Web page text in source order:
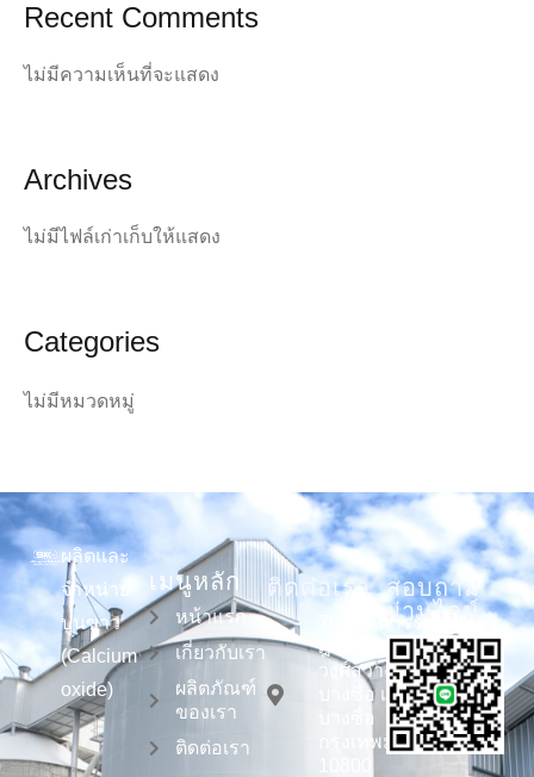
Recent Comments
ไม่มีความเห็นที่จะแสดง
Archives
ไม่มีไฟล์เก่าเก็บให้แสดง
Categories
ไม่มีหมวดหมู่
ผลิตและ
จำหน่าย
ปูนขาว
(Calcium
oxide)
เมนูหลัก
หน้าแรก
เกี่ยวกับเรา
ผลิตภัณฑ์
ของเรา
ติดต่อเรา
ติดต่อเรา
703 อาคารรัช
ฎาสวีท ถนน
วงศ์สว่าง แขวง
บางซื่อ เขต
บางซื่อ
กรุงเทพมหานคร
สอบถาม
ผ่านไลน์